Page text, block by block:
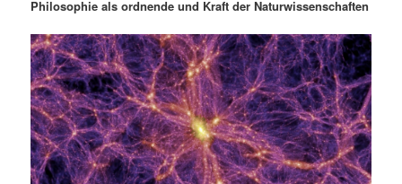
ä
r
e
n
n
d
ä
r
n
v
i
g
a
t
i
o
n
Philosophie als ordnende und Kraft der Naturwissenschaften